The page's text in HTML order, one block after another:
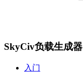
SkyCiv负载生成器
入门